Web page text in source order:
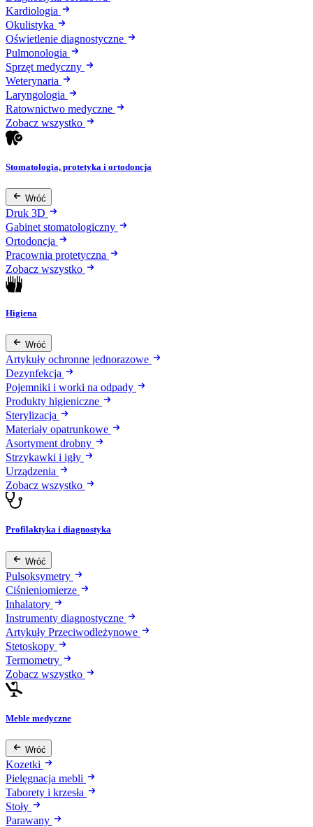
Kardiologia
Okulistyka
Oświetlenie diagnostyczne
Pulmonologia
Sprzęt medyczny
Weterynaria
Laryngologia
Ratownictwo medyczne
Zobacz wszystko
Stomatologia, protetyka i ortodoncja
Wróć
Druk 3D
Gabinet stomatologiczny
Ortodoncja
Pracownia protetyczna
Zobacz wszystko
Higiena
Wróć
Artykuły ochronne jednorazowe
Dezynfekcja
Pojemniki i worki na odpady
Produkty higieniczne
Sterylizacja
Materiały opatrunkowe
Asortyment drobny
Strzykawki i igły
Urządzenia
Zobacz wszystko
Profilaktyka i diagnostyka
Wróć
Pulsoksymetry
Ciśnieniomierze
Inhalatory
Instrumenty diagnostyczne
Artykuły Przeciwodleżynowe
Stetoskopy
Termometry
Zobacz wszystko
Meble medyczne
Wróć
Kozetki
Pielęgnacja mebli
Taborety i krzesła
Stoły
Parawany